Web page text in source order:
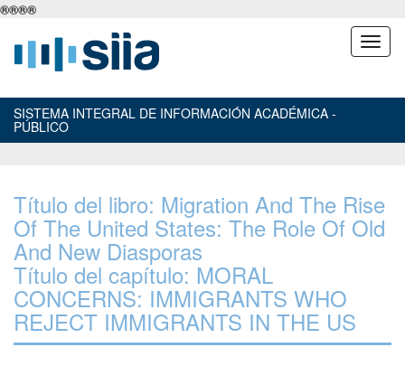
®®®®
SISTEMA INTEGRAL DE INFORMACIÓN ACADÉMICA -
PÚBLICO
Título del libro: Migration And The Rise
Of The United States: The Role Of Old
And New Diasporas
Título del capítulo: MORAL
CONCERNS: IMMIGRANTS WHO
REJECT IMMIGRANTS IN THE US